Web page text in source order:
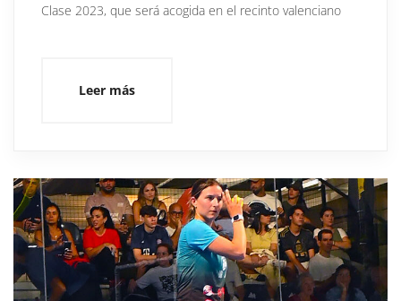
Clase 2023, que será acogida en el recinto valenciano
Leer más